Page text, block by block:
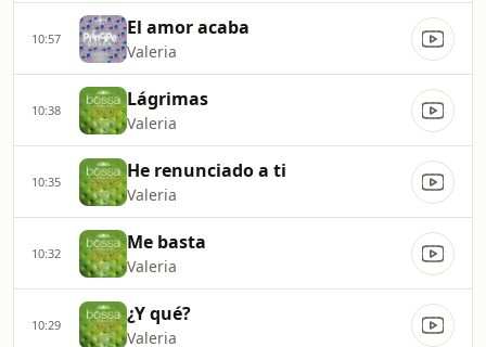
10:57 El amor acaba
Valeria
10:38 Lágrimas
Valeria
10:35 He renunciado a ti
Valeria
10:32 Me basta
Valeria
10:29 ¿Y qué?
Valeria